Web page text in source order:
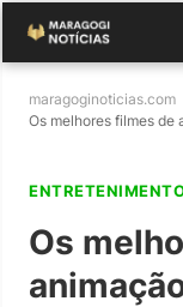
maragoginoticias.com
Os melhores filmes de
Os